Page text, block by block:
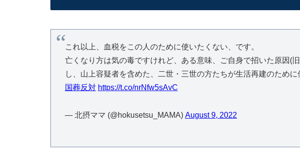
これ以上、血税をこの人のために使いたくない、です。
亡くなり方は気の毒ですけれど、ある意味、ご自身で招いた原因(
し、山上容疑者を含めた、二世・三世の方たちが生活再建のために
国葬反対 https://t.co/nrNfw5sAvC
— 北摂ママ (@hokusetsu_MAMA) August 9, 2022